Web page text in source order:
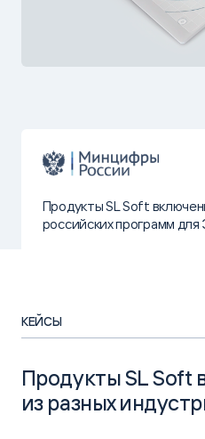
Продукты SL Soft
российских программ
КЕЙСЫ
Продукты SL Soft
из разных